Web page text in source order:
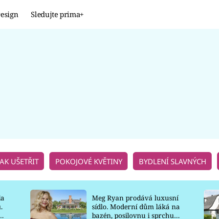
Sledujte prima+
UŠETŘIT POKOJOVÉ KVĚTINY BYDLENÍ SLAVNÝCH
Meg Ryan prodává luxusní
sídlo. Moderní dům láká na
bazén, posilovnu i sprchu